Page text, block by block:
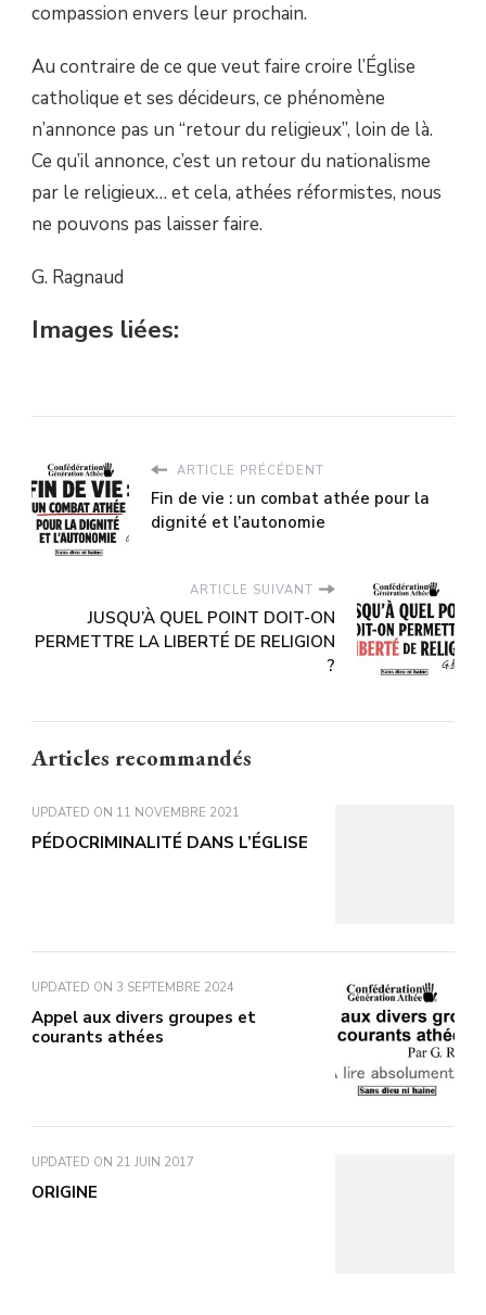
compassion envers leur prochain.
Au contraire de ce que veut faire croire l’Église
catholique et ses décideurs, ce phénomène
n’annonce pas un “retour du religieux”, loin de là.
Ce qu’il annonce, c’est un retour du nationalisme
par le religieux… et cela, athées réformistes, nous
ne pouvons pas laisser faire.
G. Ragnaud
Images liées:
ARTICLE PRÉCÉDENT
Fin de vie : un combat athée pour la
dignité et l’autonomie
ARTICLE SUIVANT
JUSQU’À QUEL POINT DOIT-ON
PERMETTRE LA LIBERTÉ DE RELIGION
?
Articles recommandés
UPDATED ON 11 NOVEMBRE 2021
PÉDOCRIMINALITÉ DANS L’ÉGLISE
UPDATED ON 3 SEPTEMBRE 2024
Appel aux divers groupes et
courants athées
UPDATED ON 21 JUIN 2017
ORIGINE